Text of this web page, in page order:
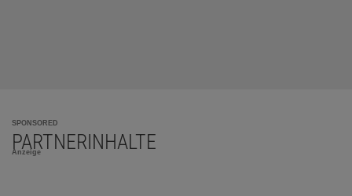
SPONSORED
PARTNERINHALTE
Anzeige